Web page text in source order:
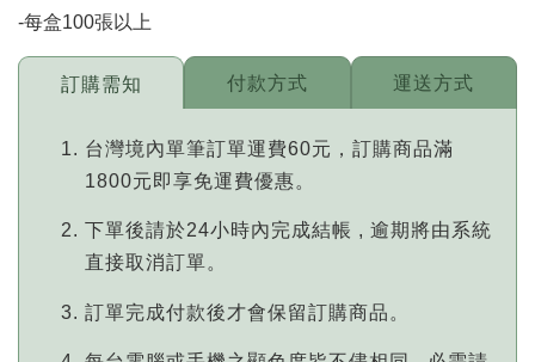
-每盒100張以上
訂購需知
台灣境內單筆訂單運費60元，訂購商品滿
1800元即享免運費優惠。
下單後請於24小時內完成結帳 , 逾期將由系統
直接取消訂單。
訂單完成付款後才會保留訂購商品。
付款方式 運送方式